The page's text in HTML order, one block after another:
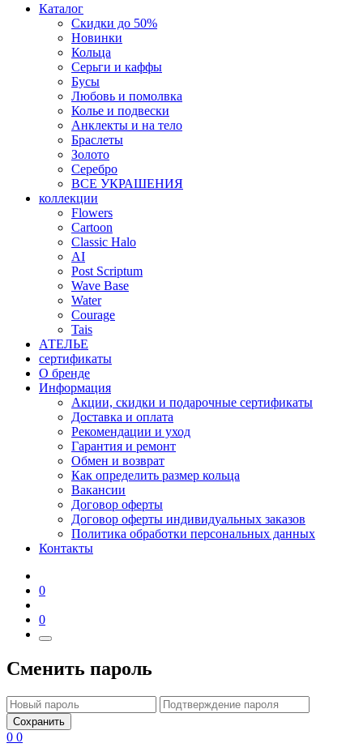
Каталог
Скидки до 50%
Новинки
Кольца
Серьги и каффы
Бусы
Любовь и помолвка
Колье и подвески
Анклекты и на тело
Браслеты
Золото
Серебро
ВСЕ УКРАШЕНИЯ
коллекции
Flowers
Cartoon
Classic Halo
AI
Post Scriptum
Wave Base
Water
Courage
Tais
АТЕЛЬЕ
сертификаты
О бренде
Информация
Акции, скидки и подарочные сертификаты
Доставка и оплата
Рекомендации и уход
Гарантия и ремонт
Обмен и возврат
Как определить размер кольца
Вакансии
Договор оферты
Договор оферты индивидуальных заказов
Политика обработки персональных данных
Контакты
0
0
Сменить пароль
Сохранить
0 0